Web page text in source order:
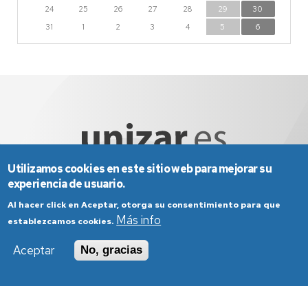
24
25 26 27 28 29
30
31
1 2 3 4 5 6
Aviso Legal
Condiciones generales de uso
Política de Privacidad
Política de Cookies
Utilizamos cookies en este sitio web para mejorar su
experiencia de usuario.
Al hacer click en Aceptar, otorga su consentimiento para que
establezcamos cookies. Más info
Aceptar
No, gracias